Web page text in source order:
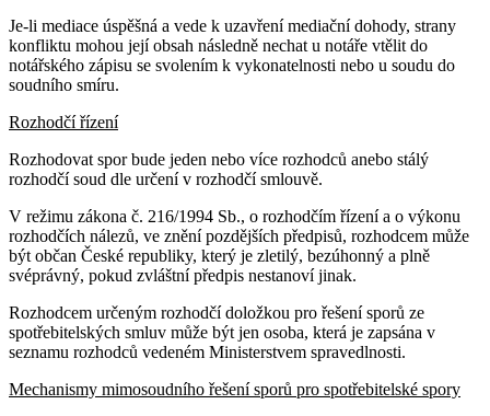
Je-li mediace úspěšná a vede k uzavření mediační dohody, strany
konfliktu mohou její obsah následně nechat u notáře vtělit do
notářského zápisu se svolením k vykonatelnosti nebo u soudu do
soudního smíru.
Rozhodčí řízení
Rozhodovat spor bude jeden nebo více rozhodců anebo stálý
rozhodčí soud dle určení v rozhodčí smlouvě.
V režimu zákona č. 216/1994 Sb., o rozhodčím řízení a o výkonu
rozhodčích nálezů, ve znění pozdějších předpisů, rozhodcem může
být občan České republiky, který je zletilý, bezúhonný a plně
svéprávný, pokud zvláštní předpis nestanoví jinak.
Rozhodcem určeným rozhodčí doložkou pro řešení sporů ze
spotřebitelských smluv může být jen osoba, která je zapsána v
seznamu rozhodců vedeném Ministerstvem spravedlnosti.
Mechanismy mimosoudního řešení sporů pro spotřebitelské spory